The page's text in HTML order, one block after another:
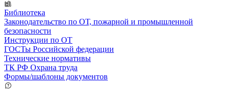
Библиотека
Законодательство по ОТ, пожарной и промышленной
безопасности
Инструкции по ОТ
ГОСТы Российской федерации
Технические нормативы
ТК РФ Охрана труда
Формы/шаблоны документов